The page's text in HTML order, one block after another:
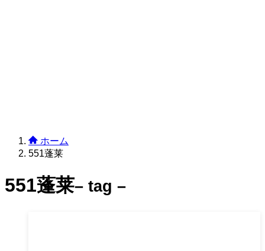
ホーム
551蓬莱
551蓬莱– tag –